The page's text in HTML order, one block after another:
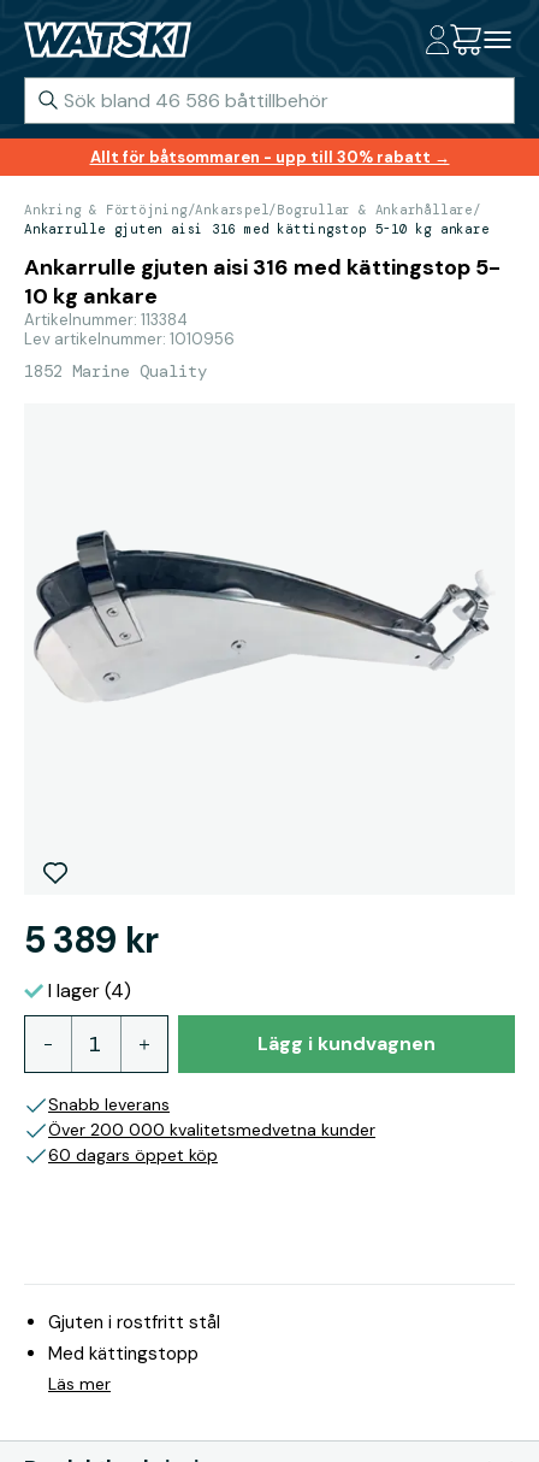
Allt för båtsommaren - upp till 30% rabatt →
Ankring & Förtöjning/Ankarspel/Bogrullar & Ankarhållare/
Ankarrulle gjuten aisi 316 med kättingstop 5-10 kg ankare
Ankarrulle gjuten aisi 316 med kättingstop 5-
10 kg ankare
Artikelnummer: 113384
Lev artikelnummer: 1010956
1852 Marine Quality
5 389 kr
I lager (4)
Lägg i kundvagnen
Snabb leverans
Över 200 000 kvalitetsmedvetna kunder
60 dagars öppet köp
Gjuten i rostfritt stål
Med kättingstopp
Läs mer